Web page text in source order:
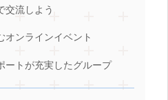
交流しよう
オンラインイベント
ートが充実したグループ